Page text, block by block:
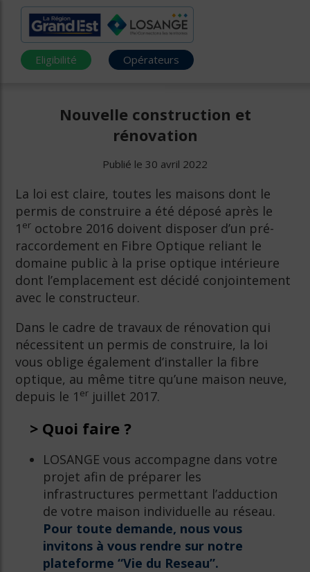
Eligibilité Opérateurs
Nouvelle construction et
rénovation
Publié le 30 avril 2022
La loi est claire, toutes les maisons dont le
permis de construire a été déposé après le
1 er octobre 2016 doivent disposer d’un pré-
raccordement en Fibre Optique reliant le
domaine public à la prise optique intérieure
dont l’emplacement est décidé conjointement
avec le constructeur.
Dans le cadre de travaux de rénovation qui
nécessitent un permis de construire, la loi
vous oblige également d’installer la fibre
optique, au même titre qu’une maison neuve,
depuis le 1 er juillet 2017.
> Quoi faire ?
LOSANGE vous accompagne dans votre
projet afin de préparer les
infrastructures permettant l’adduction
de votre maison individuelle au réseau.
Pour toute demande, nous vous
invitons à vous rendre sur notre
plateforme “Vie du Reseau”.